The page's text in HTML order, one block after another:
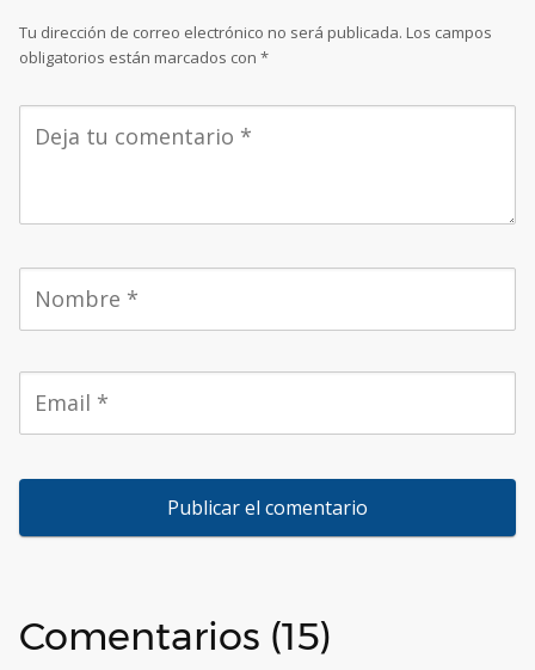
Tu dirección de correo electrónico no será publicada. Los campos
obligatorios están marcados con *
Comentarios (15)